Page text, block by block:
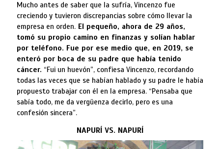
Mucho antes de saber que la sufría, Vincenzo fue
creciendo y tuvieron discrepancias sobre cómo llevar la
empresa en orden.El pequeño, ahora de 29 años,
tomó su propio camino en finanzas y solían hablar
por teléfono. Fue por ese medio que, en 2019, se
enteró por boca de su padre que había tenido
cáncer. “Fui un huevón”, confiesa Vincenzo, recordando
todas las veces que se habían hablado y su padre le había
propuesto trabajar con él en la empresa. “Pensaba que
sabía todo, me da vergüenza decirlo, pero es una
confesión sincera”.
NAPURÍ VS. NAPURÍ